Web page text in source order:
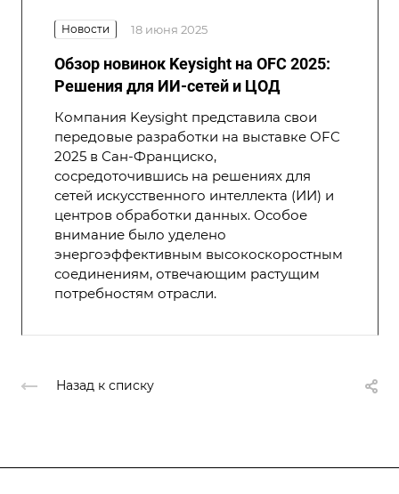
Новости 18 июня 2025
Обзор новинок Keysight на OFC 2025:
Решения для ИИ-сетей и ЦОД
Компания Keysight представила свои
передовые разработки на выставке OFC
2025 в Сан-Франциско,
сосредоточившись на решениях для
сетей искусственного интеллекта (ИИ) и
центров обработки данных. Особое
внимание было уделено
энергоэффективным высокоскоростным
соединениям, отвечающим растущим
потребностям отрасли.
Назад к списку